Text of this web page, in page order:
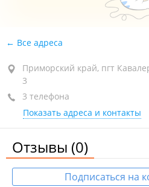
Все адреса
Приморский край, пгт
3
3 телефона
Показать адреса и контакты
Отзывы (0)
Подписаться на